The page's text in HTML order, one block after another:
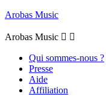
Arobas Music
Arobas Music  
Qui sommes-nous ?
Presse
Aide
Affiliation